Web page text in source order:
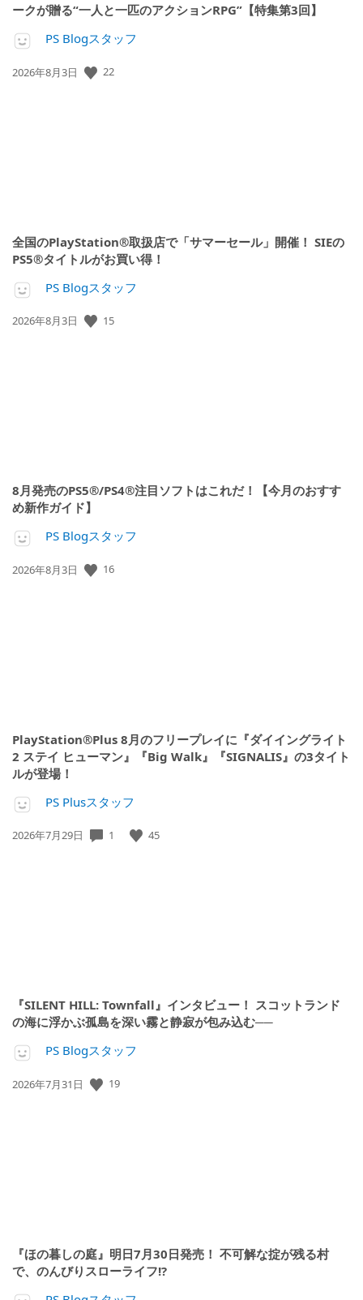
ークが贈る“一人と一匹のアクションRPG”【特集第3回】
PS Blogスタッフ
公
2026年8月3日 22
全国のPlayStation®取扱店で「サマーセール」開催！ SIEの
PS5®タイトルがお買い得！
PS Blogスタッフ
公
2026年8月3日 15
8月発売のPS5®/PS4®注目ソフトはこれだ！【今月のおすす
め新作ガイド】
PS Blogスタッフ
公
2026年8月3日 16
PlayStation®Plus 8月のフリープレイに『ダイイングライト
2 ステイ ヒューマン』『Big Walk』『SIGNALIS』の3タイト
ルが登場！
PS Plusスタッフ
公
2026年7月29日 1 45
『SILENT HILL: Townfall』インタビュー！ スコットランド
の海に浮かぶ孤島を深い霧と静寂が包み込む──
PS Blogスタッフ
公
2026年7月31日 19
『ほの暮しの庭』明日7月30日発売！ 不可解な掟が残る村
で、のんびりスローライフ!?